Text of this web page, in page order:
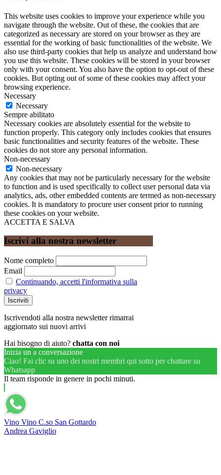
This website uses cookies to improve your experience while you
navigate through the website. Out of these, the cookies that are
categorized as necessary are stored on your browser as they are
essential for the working of basic functionalities of the website. We
also use third-party cookies that help us analyze and understand how
you use this website. These cookies will be stored in your browser
only with your consent. You also have the option to opt-out of these
cookies. But opting out of some of these cookies may affect your
browsing experience.
Necessary
Necessary
Sempre abilitato
Necessary cookies are absolutely essential for the website to
function properly. This category only includes cookies that ensures
basic functionalities and security features of the website. These
cookies do not store any personal information.
Non-necessary
Non-necessary
Any cookies that may not be particularly necessary for the website
to function and is used specifically to collect user personal data via
analytics, ads, other embedded contents are termed as non-necessary
cookies. It is mandatory to procure user consent prior to running
these cookies on your website.
ACCETTA E SALVA
Iscrivi alla nostra newsletter
Nome completo
Email
Continuando, accetti l'informativa sulla
privacy
Iscrivendoti alla nostra newsletter rimarrai
aggiornato sui nuovi arrivi
Hai bisogno di aiuto? chatta con noi
Inizia un a conversazione
Ciao! Fai clic su uno dei nostri membri qui sotto per chattare su
Whatsapp
Il team risponde in genere in pochi minuti.
Vino Vino C.so San Gottardo
Andrea Gaviglio